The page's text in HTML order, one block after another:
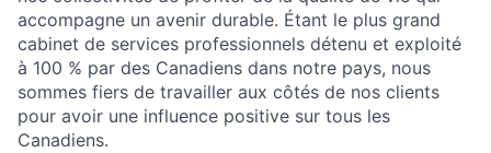
accompagne un avenir durable. Étant le plus grand
cabinet de services professionnels détenu et exploité
à 100 % par des Canadiens dans notre pays, nous
sommes fiers de travailler aux côtés de nos clients
pour avoir une influence positive sur tous les
Canadiens.